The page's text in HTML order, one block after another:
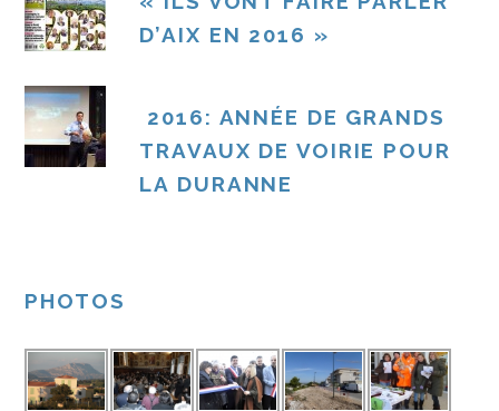
D’AIX EN 2016 »
2016: ANNÉE DE GRANDS
TRAVAUX DE VOIRIE POUR
LA DURANNE
PHOTOS